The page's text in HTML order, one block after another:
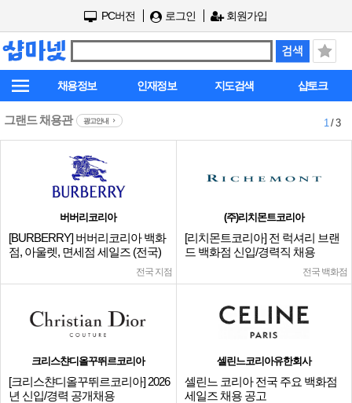
PC버전 로그인 회원가입
채용정보 인재정보 지도검색 샵토크
그랜드 채용관 광고안내 1/ 3
버버리코리아
[BURBERRY] 버버리코리아 백화
점, 아울렛, 면세점 세일즈 (전국)
전국 지점
(주)리치몬트코리아
[리치몬트코리아] 전 럭셔리 브랜
드 백화점 신입/경력직 채용
전국 백화점
크리스챤디올꾸뛰르코리아
[크리스챤디올꾸뛰르코리아] 2026
년 신입/경력 공개채용
셀린느코리아유한회사
셀린느 코리아 전국 주요 백화점
세일즈 채용 공고